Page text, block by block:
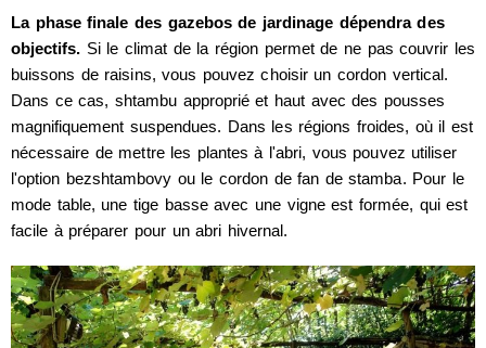
La phase finale des gazebos de jardinage dépendra des
objectifs. Si le climat de la région permet de ne pas couvrir les
buissons de raisins, vous pouvez choisir un cordon vertical.
Dans ce cas, shtambu approprié et haut avec des pousses
magnifiquement suspendues. Dans les régions froides, où il est
nécessaire de mettre les plantes à l'abri, vous pouvez utiliser
l'option bezshtambovy ou le cordon de fan de stamba. Pour le
mode table, une tige basse avec une vigne est formée, qui est
facile à préparer pour un abri hivernal.